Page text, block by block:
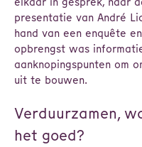
presentatie van André
hand van een enquête
opbrengst was
aanknopingspunten om
uit te bouwen.
Verduurzamen,
het goed?